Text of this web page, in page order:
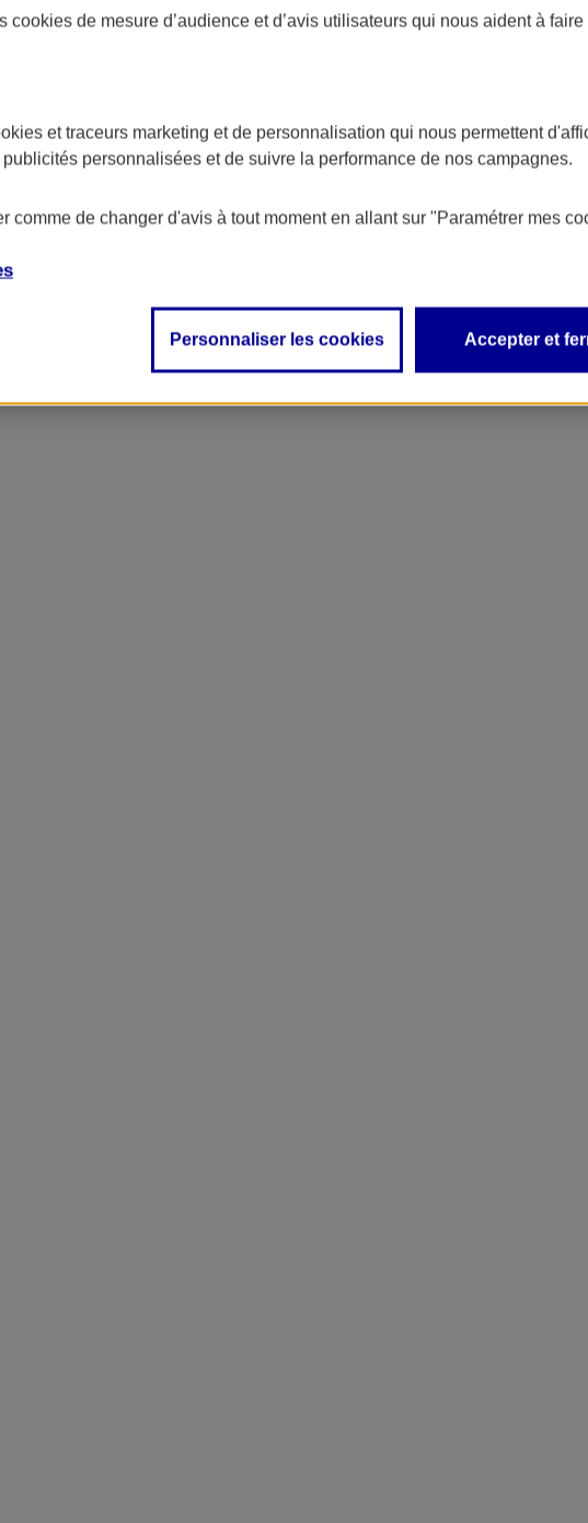
cookies de mesure d’audience et d’avis utilisateurs qui nous aident à
et traceurs marketing et de personnalisation qui nous permettent
personnalisées et de suivre la performance de nos campagnes.
comme de changer d'avis à tout moment en allant sur "Paramétrer mes
Personnaliser les cookies Accepter et